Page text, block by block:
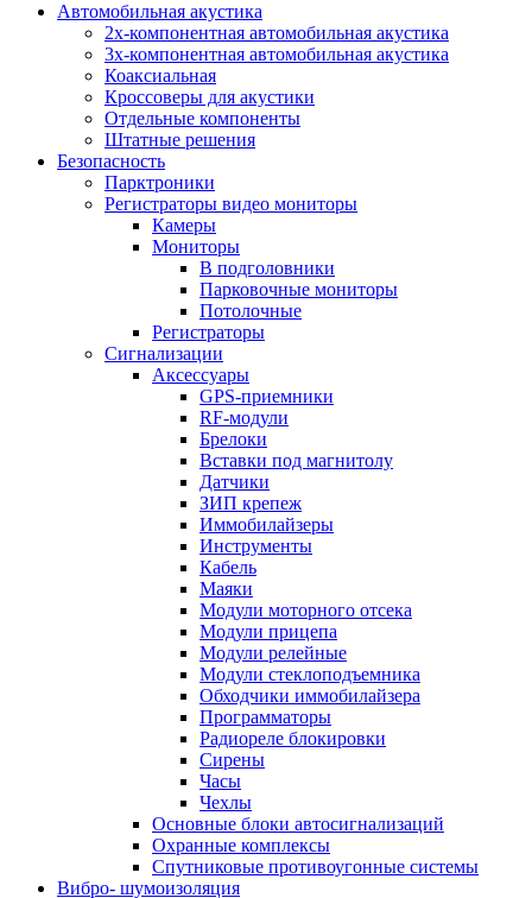
Автомобильная акустика
2х-компонентная автомобильная акустика
3х-компонентная автомобильная акустика
Коаксиальная
Кроссоверы для акустики
Отдельные компоненты
Штатные решения
Безопасность
Парктроники
Регистраторы видео мониторы
Камеры
Мониторы
В подголовники
Парковочные мониторы
Потолочные
Регистраторы
Сигнализации
Аксессуары
GPS-приемники
RF-модули
Брелоки
Вставки под магнитолу
Датчики
ЗИП крепеж
Иммобилайзеры
Инструменты
Кабель
Маяки
Модули моторного отсека
Модули прицепа
Модули релейные
Модули стеклоподъемника
Обходчики иммобилайзера
Программаторы
Радиореле блокировки
Сирены
Часы
Чехлы
Основные блоки автосигнализаций
Охранные комплексы
Спутниковые противоугонные системы
Вибро- шумоизоляция